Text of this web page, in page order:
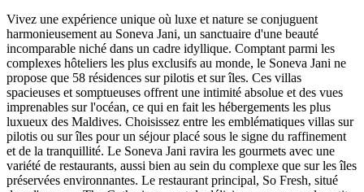
Vivez une expérience unique où luxe et nature se conjuguent
harmonieusement au Soneva Jani, un sanctuaire d'une beauté
incomparable niché dans un cadre idyllique. Comptant parmi les
complexes hôteliers les plus exclusifs au monde, le Soneva Jani ne
propose que 58 résidences sur pilotis et sur îles. Ces villas
spacieuses et somptueuses offrent une intimité absolue et des vues
imprenables sur l'océan, ce qui en fait les hébergements les plus
luxueux des Maldives. Choisissez entre les emblématiques villas sur
pilotis ou sur îles pour un séjour placé sous le signe du raffinement
et de la tranquillité. Le Soneva Jani ravira les gourmets avec une
variété de restaurants, aussi bien au sein du complexe que sur les îles
préservées environnantes. Le restaurant principal, So Fresh, situé